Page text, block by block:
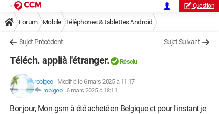
Question
Forum Mobile Téléphones & tablettes Android
Sujet Précédent Sujet Suivant
Téléch. applià l'étranger. Résolu
robigeo- Modifié le 6 mars 2025 à 11:17
robigeo- 6 mars 2025 à 18:11
Bonjour, Mon gsm à été acheté en Belgique et pour l'instant je